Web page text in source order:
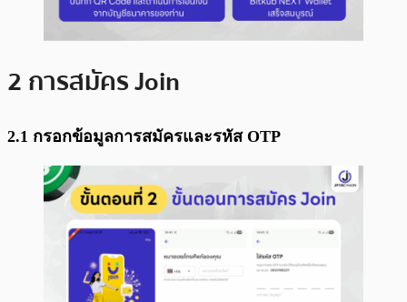
2 การสมัคร Join
2.1 กรอกข้อมูลการสมัครและรหัส OTP